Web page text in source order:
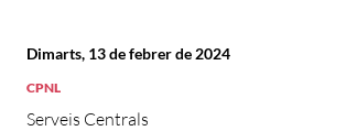
Serveis Centrals
Dimarts, 13 de febrer de 2024
CPNL